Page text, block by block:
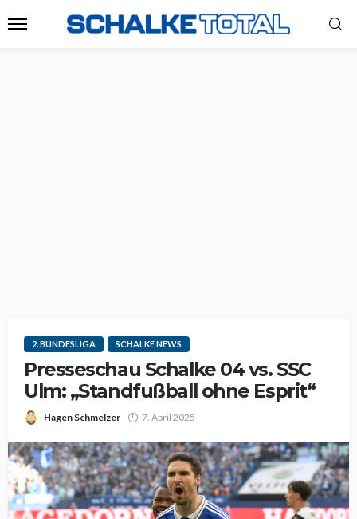
2. BUNDESLIGA SCHALKE NEWS
Presseschau Schalke 04 vs. SSC
Ulm: „Standfußball ohne Esprit“
Hagen Schmelzer 7. April 2025